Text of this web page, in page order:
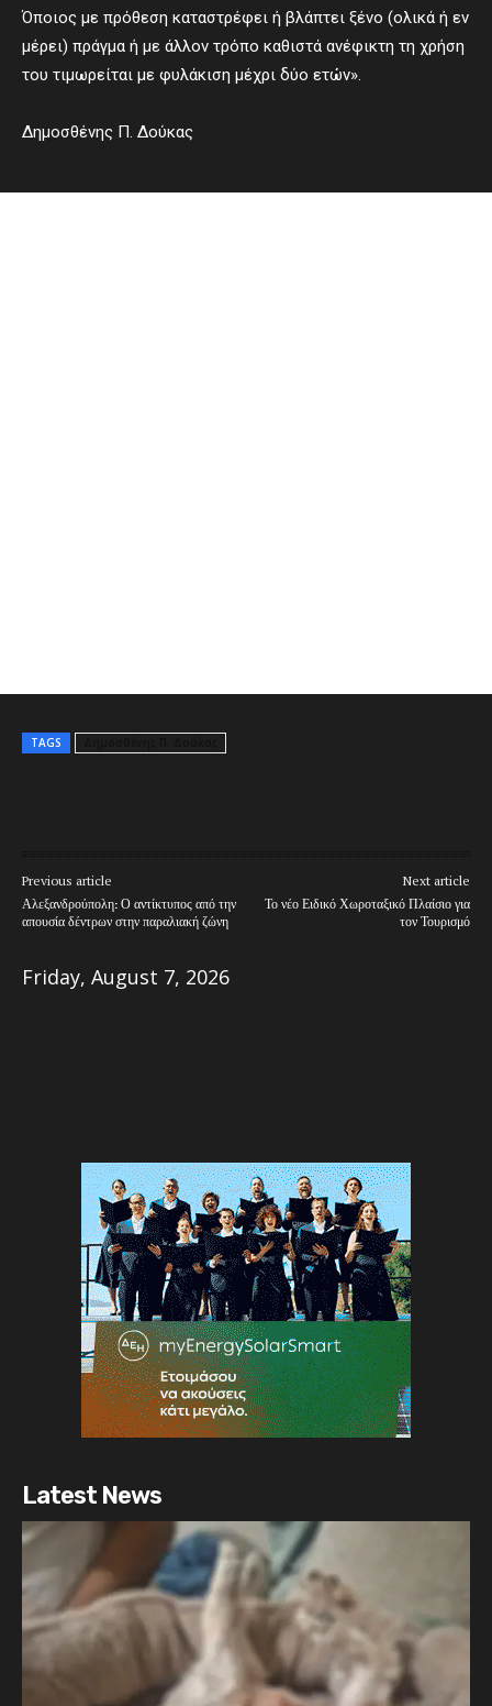
Όποιος με πρόθεση καταστρέφει ή βλάπτει ξένο (ολικά ή εν
μέρει) πράγμα ή με άλλον τρόπο καθιστά ανέφικτη τη χρήση
του τιμωρείται με φυλάκιση μέχρι δύο ετών».
Δημοσθένης Π. Δούκας
TAGS
Previous article
Αλεξανδρούπολη: Ο αντίκτυπος από την
απουσία δέντρων στην παραλιακή ζώνη
Next article
Το νέο Ειδικό Χωροταξικό Πλαίσιο για
τον Τουρισμό
Friday, August 7, 2026
Latest News